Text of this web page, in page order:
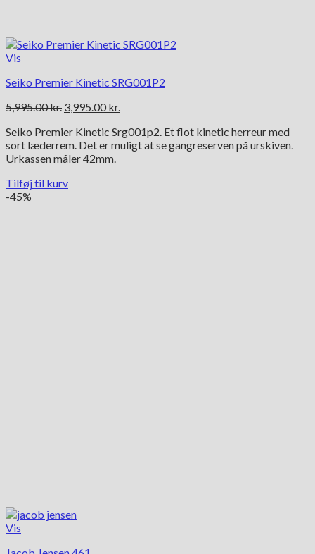
Vis
Seiko Premier Kinetic SRG001P2
5,995.00kr. Den
pris
var:
5,995.00 kr..
3,995.00 kr.
pris
er:
Seiko Premier Kinetic Srg001p2. Et flot kinetic herreur med
sort læderrem. Det er muligt at se gangreserven på urskiven.
Urkassen måler 42mm.
Tilføj til kurv
-45%
Vis